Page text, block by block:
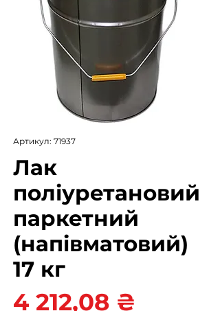
Артикул: 71937
Лак
поліуретановий
паркетний
(напівматовий)
17 кг
4 212,08 ₴